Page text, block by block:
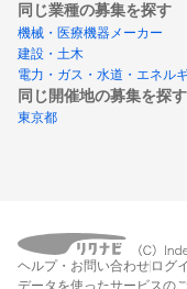
同じ業種の募集を探す
機械・医療機器メーカー
建設・土木
電力・ガス・水道・エネル
同じ開催地の募集を探す
東京都
エ
ヘルプ・お問い合わせ ログ